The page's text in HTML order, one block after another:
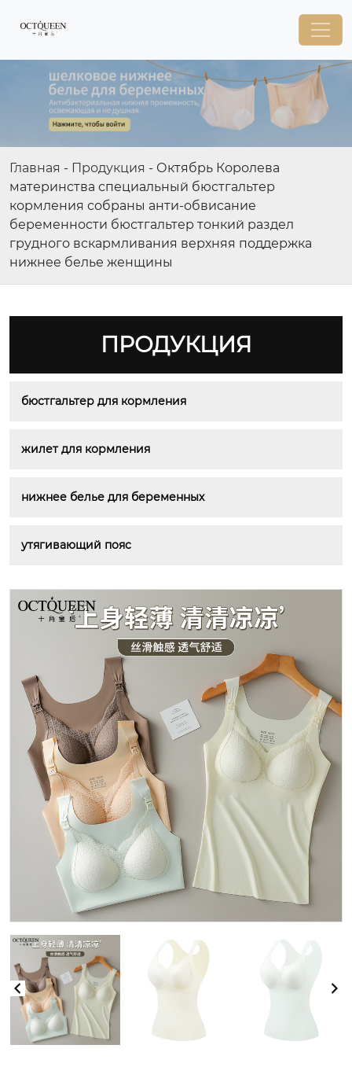
Главная - Продукция - Октябрь Королева
материнства специальный бюстгальтер
кормления собраны анти-обвисание
беременности бюстгальтер тонкий раздел
грудного вскармливания верхняя поддержка
нижнее белье женщины
ПРОДУКЦИЯ
бюстгальтер для кормления
жилет для кормления
нижнее белье для беременных
утягивающий пояс